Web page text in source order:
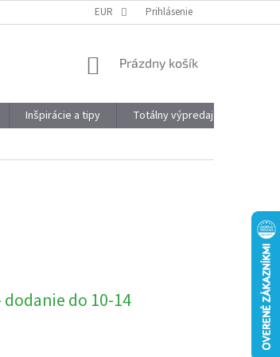
OBJEMOVÉ ZĽAVY VÝHODY REGISTRÁCIE
EUR Prihlásenie
NÁKUPNÝ
Prázdny košík
Inšpirácie a tipy Totálny výpredaj
do 10-14